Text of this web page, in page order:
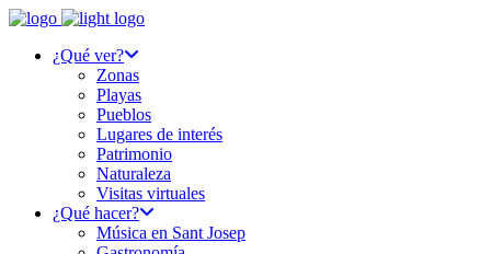
¿Qué ver?
Zonas
Playas
Pueblos
Lugares de interés
Patrimonio
Naturaleza
Visitas virtuales
¿Qué hacer?
Música en Sant Josep